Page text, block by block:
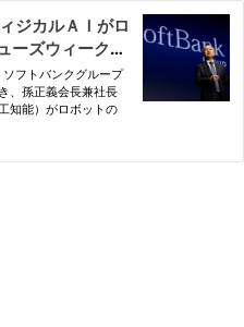
ジカルＡＩがロ
ーズウィーク日
フトバンクグループ
、孫正義会長兼社長
知能）がロボットの